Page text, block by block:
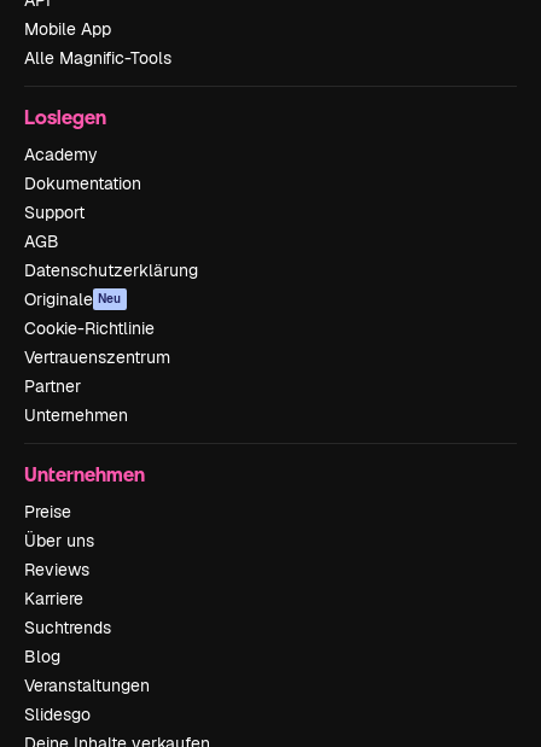
Mobile App
Alle Magnific-Tools
Loslegen
Academy
Dokumentation
Support
AGB
Datenschutzerklärung
Originale Neu
Cookie-Richtlinie
Vertrauenszentrum
Partner
Unternehmen
Unternehmen
Preise
Über uns
Reviews
Karriere
Suchtrends
Blog
Veranstaltungen
Slidesgo